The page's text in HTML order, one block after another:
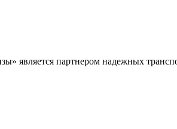
является партнером надежных